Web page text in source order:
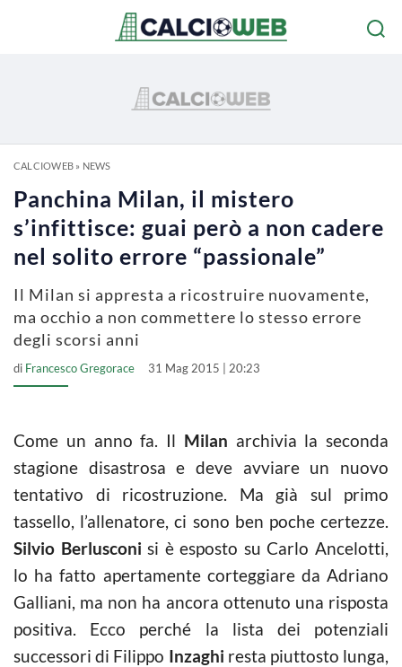
CALCIOWEB» NEWS
Panchina Milan, il mistero
s’infittisce: guai però a non cadere
nel solito errore “passionale”
Il Milan si appresta a ricostruire nuovamente,
ma occhio a non commettere lo stesso errore
degli scorsi anni
di Francesco Gregorace 31 Mag 2015 | 20:23
Come un anno fa. Il Milan archivia la seconda
stagione disastrosa e deve avviare un nuovo
tentativo di ricostruzione. Ma già sul primo
tassello, l’allenatore, ci sono ben poche certezze.
Silvio Berlusconi si è esposto su Carlo Ancelotti,
lo ha fatto apertamente corteggiare da Adriano
Galliani, ma non ha ancora ottenuto una risposta
positiva. Ecco perché la lista dei potenziali
successori di Filippo Inzaghi resta piuttosto lunga,